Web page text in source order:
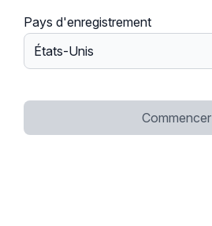
Pays d'enregistrement
Commencer